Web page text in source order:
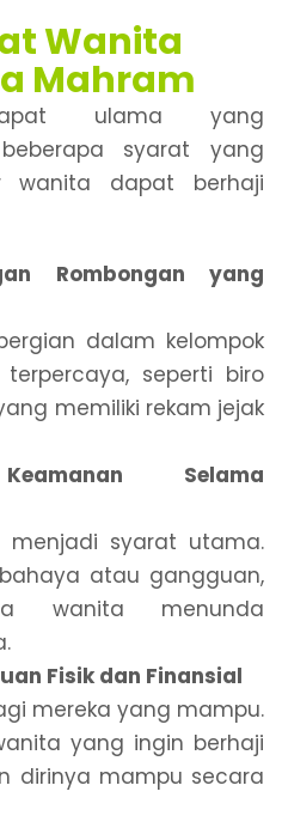
Wanita
Mahram
ulama yang
syarat yang
wanita dapat berhaji
Rombongan yang
dalam kelompok
seperti biro
memiliki rekam jejak
Selama
menjadi syarat utama.
atau gangguan,
wanita menunda
Fisik dan Finansial
mereka yang mampu.
yang ingin berhaji
dirinya mampu secara